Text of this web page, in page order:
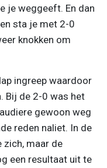
je weggeeft. En dan
sta je met 2-0
knokken om
ingreep waardoor
Bij de 2-0 was het
gewoon weg
reden naliet. In de
zich, maar de
een resultaat uit te